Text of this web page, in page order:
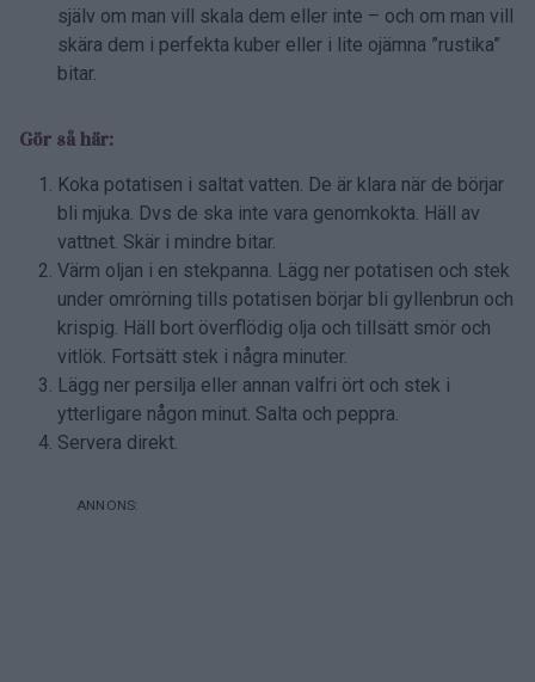
själv om man vill skala dem eller inte – och om man vill
skära dem i perfekta kuber eller i lite ojämna ”rustika”
bitar.
Gör så här:
Koka potatisen i saltat vatten. De är klara när de börjar
bli mjuka. Dvs de ska inte vara genomkokta. Häll av
vattnet. Skär i mindre bitar.
Värm oljan i en stekpanna. Lägg ner potatisen och stek
under omrörning tills potatisen börjar bli gyllenbrun och
krispig. Häll bort överflödig olja och tillsätt smör och
vitlök. Fortsätt stek i några minuter.
Lägg ner persilja eller annan valfri ört och stek i
ytterligare någon minut. Salta och peppra.
Servera direkt.